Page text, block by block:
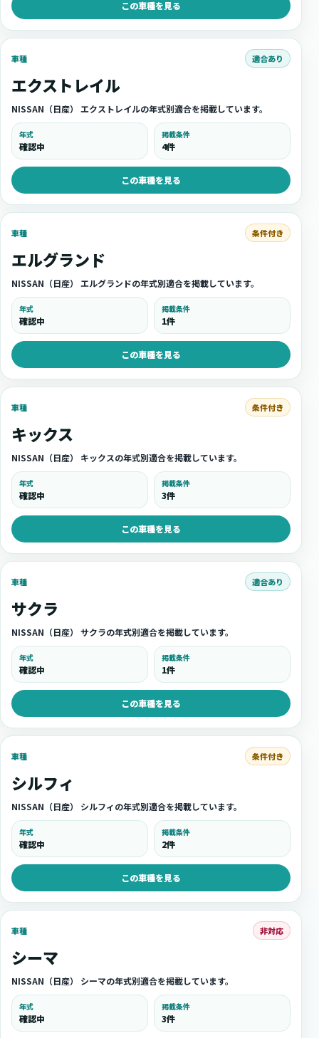
この車種を見る
車種 適合あり
エクストレイル
NISSAN（日産） エクストレイルの年式別適合を掲載しています。
年式
確認中
掲載条件
4件
この車種を見る
車種 条件付き
エルグランド
NISSAN（日産） エルグランドの年式別適合を掲載しています。
年式
確認中
掲載条件
1件
この車種を見る
車種 条件付き
キックス
NISSAN（日産） キックスの年式別適合を掲載しています。
年式
確認中
掲載条件
3件
この車種を見る
車種 適合あり
サクラ
NISSAN（日産） サクラの年式別適合を掲載しています。
年式
確認中
掲載条件
1件
この車種を見る
車種 条件付き
シルフィ
NISSAN（日産） シルフィの年式別適合を掲載しています。
年式
確認中
掲載条件
2件
この車種を見る
車種 非対応
シーマ
NISSAN（日産） シーマの年式別適合を掲載しています。
年式
確認中
掲載条件
3件